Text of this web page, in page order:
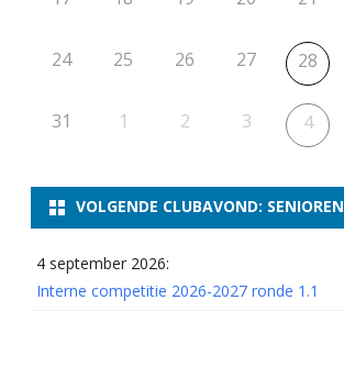
24 25 26 27 28
31 1 2 3 4
VOLGENDE CLUBAVOND: SENIOREN
4 september 2026:
Interne competitie 2026-2027 ronde 1.1